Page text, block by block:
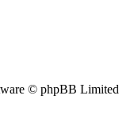
© phpBB Limited